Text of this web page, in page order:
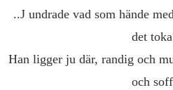
..J undrade vad som hände
det
Han ligger ju där, randig och
och